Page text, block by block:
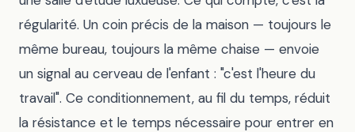
régularité. Un coin précis de la maison — toujours le
même bureau, toujours la même chaise — envoie
un signal au cerveau de l'enfant : "c'est l'heure du
travail". Ce conditionnement, au fil du temps, réduit
la résistance et le temps nécessaire pour entrer en